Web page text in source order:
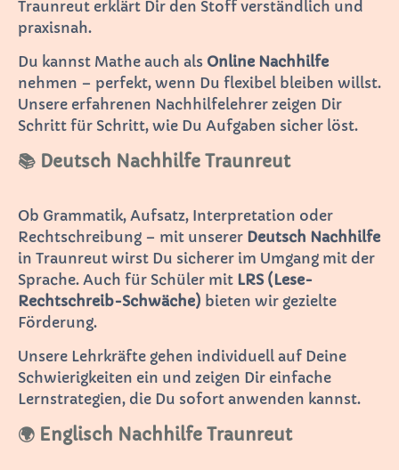
Traunreut erklärt Dir den Stoff verständlich und
praxisnah.
Du kannst Mathe auch als Online Nachhilfe
nehmen – perfekt, wenn Du flexibel bleiben willst.
Unsere erfahrenen Nachhilfelehrer zeigen Dir
Schritt für Schritt, wie Du Aufgaben sicher löst.
📚 Deutsch Nachhilfe Traunreut
Ob Grammatik, Aufsatz, Interpretation oder
Rechtschreibung – mit unserer Deutsch Nachhilfe
in Traunreut wirst Du sicherer im Umgang mit der
Sprache. Auch für Schüler mit LRS (Lese-
Rechtschreib-Schwäche) bieten wir gezielte
Förderung.
Unsere Lehrkräfte gehen individuell auf Deine
Schwierigkeiten ein und zeigen Dir einfache
Lernstrategien, die Du sofort anwenden kannst.
🌍 Englisch Nachhilfe Traunreut